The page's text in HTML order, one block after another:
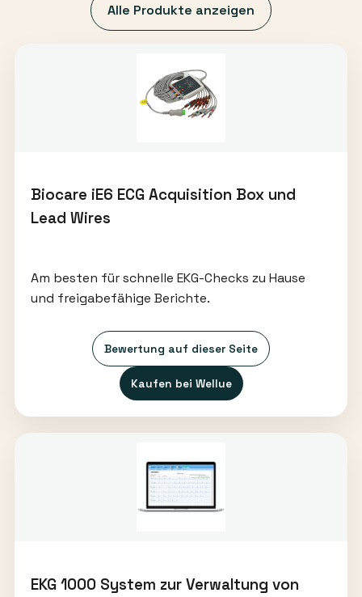
Alle Produkte anzeigen
Biocare iE6 ECG Acquisition Box und
Lead Wires
Am besten für schnelle EKG-Checks zu Hause
und freigabefähige Berichte.
Bewertung auf dieser Seite
Kaufen bei Wellue
EKG 1000 System zur Verwaltung von